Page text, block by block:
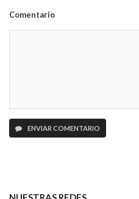
Comentario
ENVIAR COMENTARIO